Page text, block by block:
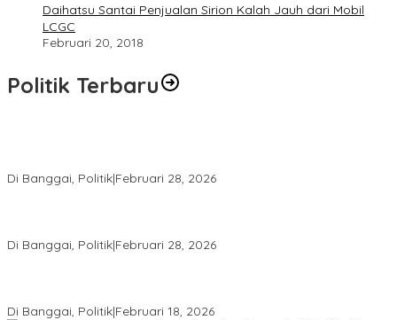
Daihatsu Santai Penjualan Sirion Kalah Jauh dari Mobil
LCGC
Februari 20, 2018
Politik Terbaru
Di Banggai, Politik|Februari 28, 2026
Di Banggai, Politik|Februari 28, 2026
Di Banggai, Politik|Februari 18, 2026